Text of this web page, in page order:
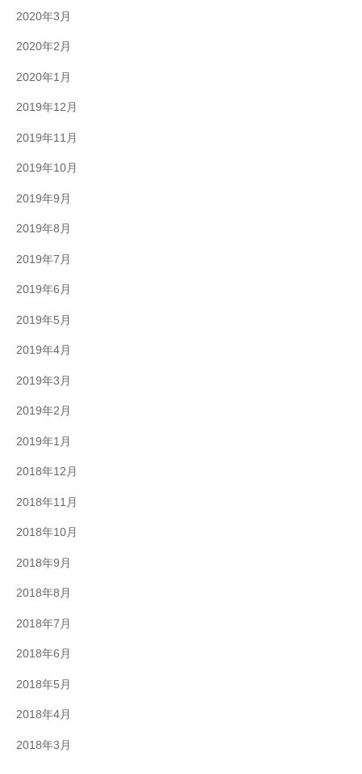
2020年3月
2020年2月
2020年1月
2019年12月
2019年11月
2019年10月
2019年9月
2019年8月
2019年7月
2019年6月
2019年5月
2019年4月
2019年3月
2019年2月
2019年1月
2018年12月
2018年11月
2018年10月
2018年9月
2018年8月
2018年7月
2018年6月
2018年5月
2018年4月
2018年3月